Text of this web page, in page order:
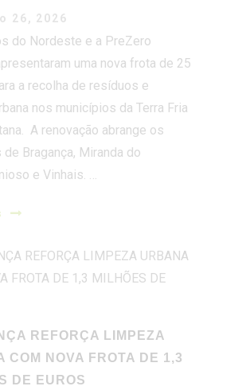
a recolha de resíduos e
nos municípios da Terra Fria
A renovação abrange os
de Bragança, Miranda do
e Vinhais. …
REFORÇA LIMPEZA
COM NOVA FROTA DE 1,3
DE EUROS
26, 2026
de Bragança deu um passo
na modernização dos serviços